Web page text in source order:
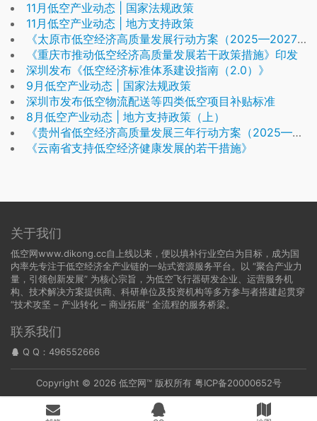
11月低空产业动态 | 国家法规政策
11月低空产业动态 | 地方支持政策
《太原市低空经济高质量发展行动方案（2025—2027年）》发布
《重庆市推动低空经济高质量发展若干政策措施》印发
深圳发布《低空经济标准体系建设指南（2.0）》
9月低空产业动态 | 国家法规政策
深圳市发布低空物流配送等四类低空项目补贴标准
8月低空产业动态 | 地方支持政策（上）
《贵州省低空经济高质量发展三年行动方案（2025—2027年）》
《云南省支持低空经济健康发展的若干措施》
关于我们
低空网www.dikong.cc自上线以来，便以填补行业空白为目标，成为国
内率先专注于低空经济全产业链的一站式资源服务平台。以 “聚合产业力
量，引领创新发展” 为核心宗旨，为低空飞行器研发企业、运营服务机
构、技术解决方案提供商、科研单位及投资机构等多方参与者搭建起贯穿
“技术攻坚 – 产业转化 – 商业拓展” 全流程的服务桥梁。
联系我们
Q Q： 496552666
Copyright © 2026 低空网™ 版权所有 粤ICP备20000652号